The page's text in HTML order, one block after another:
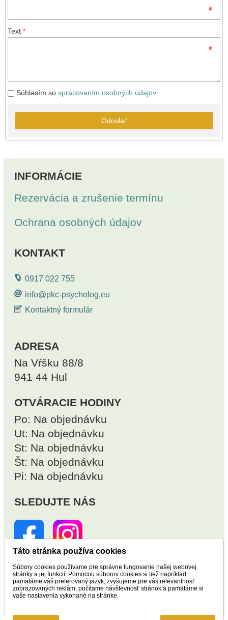
Text *
Súhlasím so spracovaním osobných údajov
Odoslať
INFORMÁCIE
Rezervácia a zrušenie termínu
Ochrana osobných údajov
KONTAKT
0917 022 755
info@pkc-psycholog.eu
Kontaktný formulár
ADRESA
Na Vŕšku 88/8
941 44 Hul
OTVÁRACIE HODINY
Po: Na objednávku
Ut: Na objednávku
St: Na objednávku
Št: Na objednávku
Pi: Na objednávku
SLEDUJTE NÁS
NÁVŠTEVNOSŤ
Táto stránka používa cookies
Súbory cookies používame pre správne fungovanie našej webovej
stránky a jej funkcií. Pomocou súborov cookies si tiež napríklad
pamätáme váš preferovaný jazyk, zvyšujeme pre vás relevantnosť
zobrazovaných reklám, počítame návštevnosť stránok a pamätáme si
vaše nastavenia vykonané na stránke.